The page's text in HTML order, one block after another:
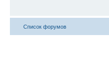
Список форумов